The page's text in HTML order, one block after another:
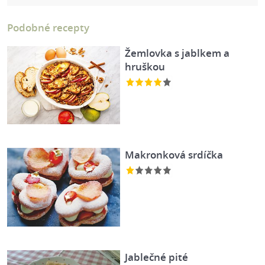
Podobné recepty
Žemlovka s jablkem a
hruškou
Makronková srdíčka
Jablečné pité